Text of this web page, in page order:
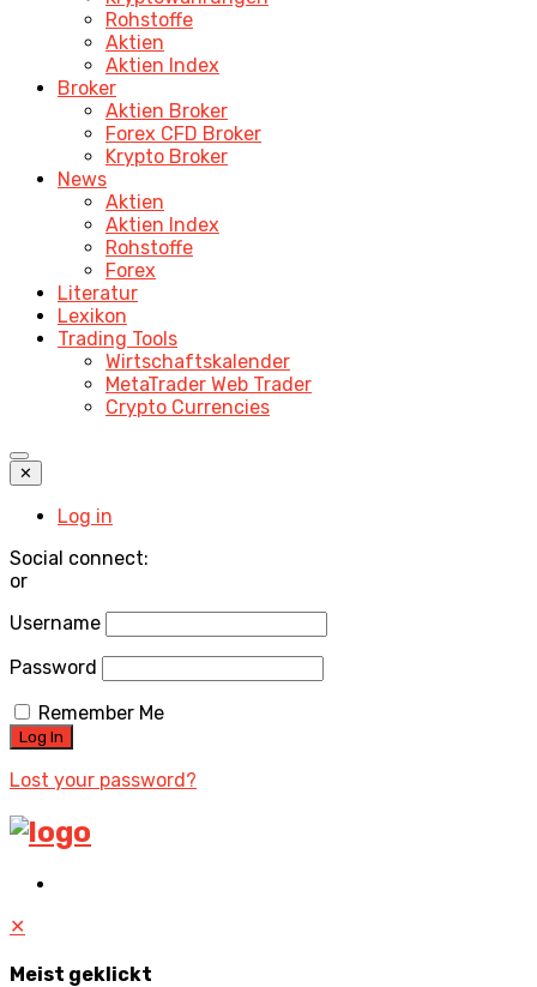
Rohstoffe
Aktien
Aktien Index
Broker
Aktien Broker
Forex CFD Broker
Krypto Broker
News
Aktien
Aktien Index
Rohstoffe
Forex
Literatur
Lexikon
Trading Tools
Wirtschaftskalender
MetaTrader Web Trader
Crypto Currencies
✕
Log in
Social connect:
or
Username
Password
Remember Me
Lost your password?
✕
Meist geklickt